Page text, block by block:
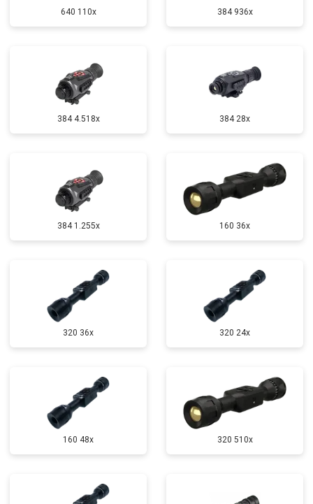
640 110x 384 936x
384 4.518x 384 28x
384 1.255х 160 36x
320 36x 320 24x
160 48x 320 510x